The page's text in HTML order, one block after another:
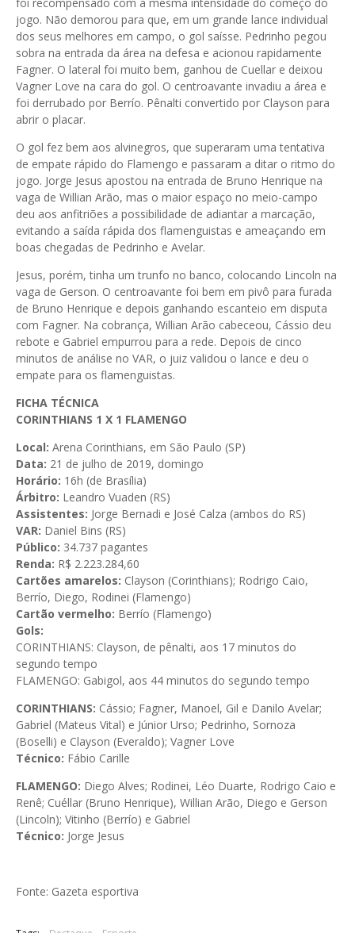
jogo. Não demorou para que, em um grande lance individual
dos seus melhores em campo, o gol saísse. Pedrinho pegou
sobra na entrada da área na defesa e acionou rapidamente
Fagner. O lateral foi muito bem, ganhou de Cuellar e deixou
Vagner Love na cara do gol. O centroavante invadiu a área e
foi derrubado por Berrío. Pênalti convertido por Clayson para
abrir o placar.
O gol fez bem aos alvinegros, que superaram uma tentativa
de empate rápido do Flamengo e passaram a ditar o ritmo do
jogo. Jorge Jesus apostou na entrada de Bruno Henrique na
vaga de Willian Arão, mas o maior espaço no meio-campo
deu aos anfitriões a possibilidade de adiantar a marcação,
evitando a saída rápida dos flamenguistas e ameaçando em
boas chegadas de Pedrinho e Avelar.
Jesus, porém, tinha um trunfo no banco, colocando Lincoln na
vaga de Gerson. O centroavante foi bem em pivô para furada
de Bruno Henrique e depois ganhando escanteio em disputa
com Fagner. Na cobrança, Willian Arão cabeceou, Cássio deu
rebote e Gabriel empurrou para a rede. Depois de cinco
minutos de análise no VAR, o juiz validou o lance e deu o
empate para os flamenguistas.
FICHA TÉCNICA
CORINTHIANS 1 X 1 FLAMENGO
Local: Arena Corinthians, em São Paulo (SP)
Data: 21 de julho de 2019, domingo
Horário: 16h (de Brasília)
Árbitro: Leandro Vuaden (RS)
Assistentes: Jorge Bernadi e José Calza (ambos do RS)
VAR: Daniel Bins (RS)
Público: 34.737 pagantes
Renda: R$ 2.223.284,60
Cartões amarelos: Clayson (Corinthians); Rodrigo Caio,
Berrío, Diego, Rodinei (Flamengo)
Cartão vermelho: Berrío (Flamengo)
Gols:
CORINTHIANS: Clayson, de pênalti, aos 17 minutos do
segundo tempo
FLAMENGO: Gabigol, aos 44 minutos do segundo tempo
CORINTHIANS: Cássio; Fagner, Manoel, Gil e Danilo Avelar;
Gabriel (Mateus Vital) e Júnior Urso; Pedrinho, Sornoza
(Boselli) e Clayson (Everaldo); Vagner Love
Técnico: Fábio Carille
FLAMENGO: Diego Alves; Rodinei, Léo Duarte, Rodrigo Caio e
Renê; Cuéllar (Bruno Henrique), Willian Arão, Diego e Gerson
(Lincoln); Vitinho (Berrío) e Gabriel
Técnico: Jorge Jesus
Fonte: Gazeta esportiva